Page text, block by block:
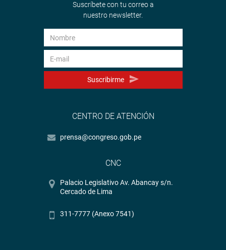
Suscríbete con tu correo a
nuestro newsletter.
Suscribirme
CENTRO DE ATENCIÓN
prensa@congreso.gob.pe
CNC
Palacio Legislativo Av. Abancay s/n.
Cercado de Lima
311-7777 (Anexo 7541)